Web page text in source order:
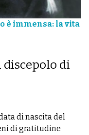
è immensa: la vita
discepolo di
di nascita del
di gratitudine